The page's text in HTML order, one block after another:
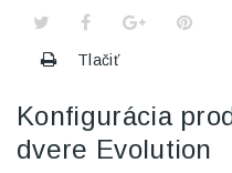
Tlačiť
Konfigurácia
dvere Evolution